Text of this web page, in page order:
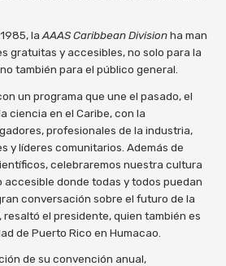
laAAAS Caribbean Divisionha man
gratuitas y accesibles, no solo para la
también para el público general.
un programa que une el pasado, el
ciencia en el Caribe, con la
profesionales de la industria,
y líderes comunitarios. Además de
celebraremos nuestra cultura
accesible donde todas y todos puedan
conversación sobre el futuro de la
resaltó el presidente, quien también es
de Puerto Rico en Humacao.
de su convención anual,